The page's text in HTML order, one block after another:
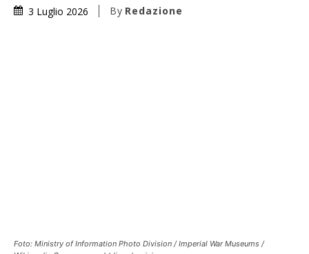
3 Luglio 2026 By Redazione
Foto: Ministry of Information Photo Division / Imperial War Museums /